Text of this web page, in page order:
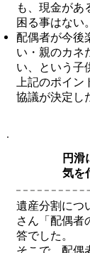
も、現金があ
困る事はない。
配偶者が今後
い・親のカネ
い、という子
上記のポイン
協議が決定し
円滑
気を
遺産分割につ
さん「配偶者
答でした。